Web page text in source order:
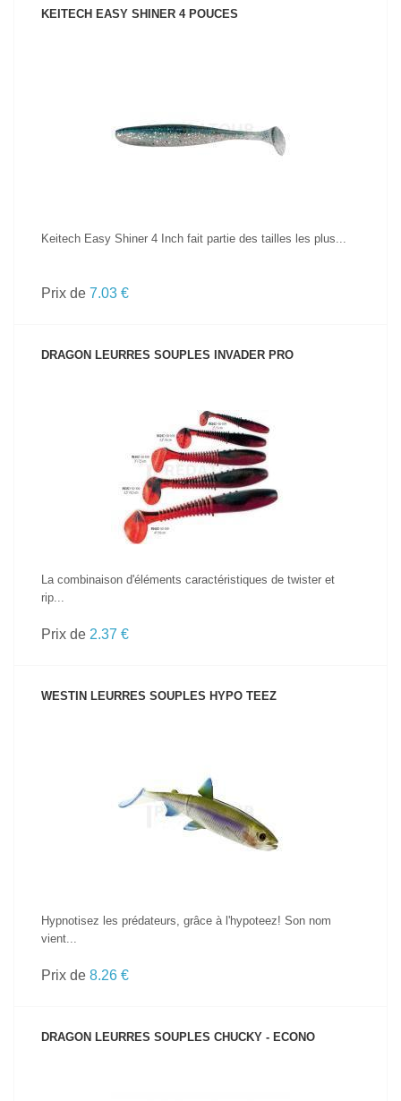
KEITECH EASY SHINER 4 POUCES
Keitech Easy Shiner 4 Inch fait partie des tailles les plus...
Prix de 7.03 €
DRAGON LEURRES SOUPLES INVADER PRO
VOIR LE PRODUIT
La combinaison d'éléments caractéristiques de twister et
rip...
Prix de 2.37 €
WESTIN LEURRES SOUPLES HYPO TEEZ
VOIR LE PRODUIT
Hypnotisez les prédateurs, grâce à l'hypoteez! Son nom
vient...
Prix de 8.26 €
DRAGON LEURRES SOUPLES CHUCKY - ECONO